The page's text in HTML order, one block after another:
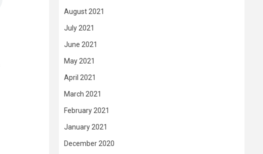
August 2021
July 2021
June 2021
May 2021
April 2021
March 2021
February 2021
January 2021
December 2020